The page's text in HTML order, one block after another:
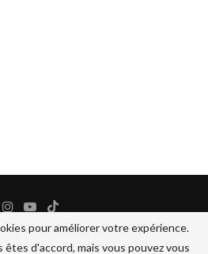
pour améliorer votre expérience.
d'accord, mais vous pouvez vous